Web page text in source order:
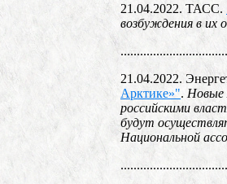
21.04.2022. ТАСС.
возбуждения в их
21.04.2022.
Арктике»". Новые
российскими
будут
Национальной